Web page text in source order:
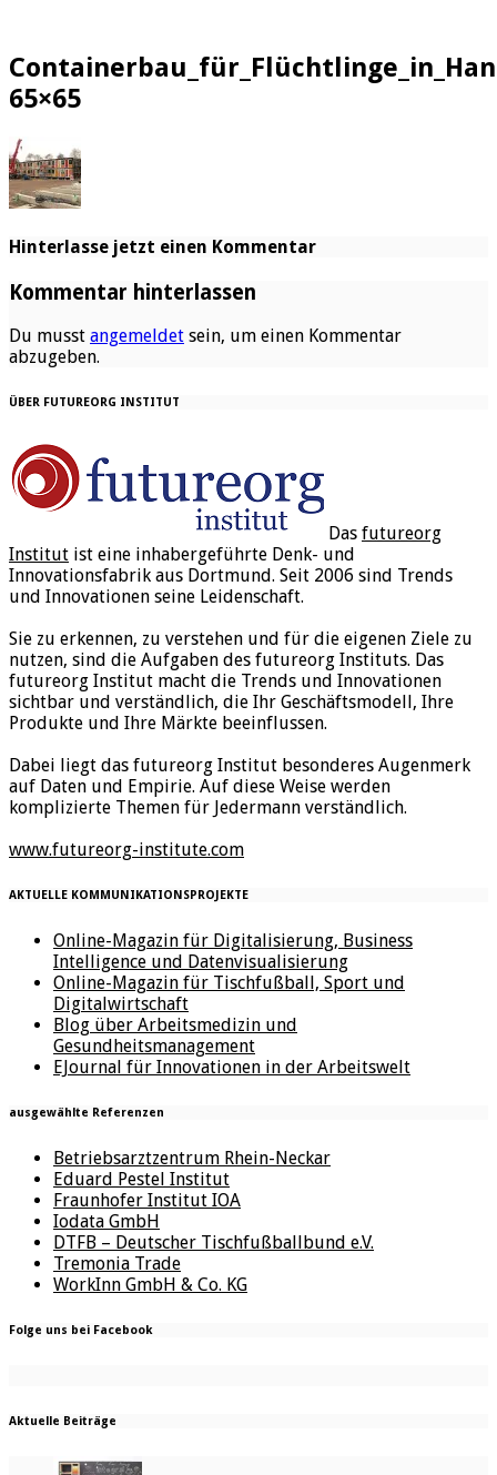
65×65
Hinterlasse jetzt einen Kommentar
Kommentar hinterlassen
Du musst angemeldet sein, um einen Kommentar
abzugeben.
ÜBER FUTUREORG INSTITUT
Das futureorg
Institut ist eine inhabergeführte Denk- und
Innovationsfabrik aus Dortmund. Seit 2006 sind Trends
und Innovationen seine Leidenschaft.
Sie zu erkennen, zu verstehen und für die eigenen Ziele zu
nutzen, sind die Aufgaben des futureorg Instituts. Das
futureorg Institut macht die Trends und Innovationen
sichtbar und verständlich, die Ihr Geschäftsmodell, Ihre
Produkte und Ihre Märkte beeinflussen.
Dabei liegt das futureorg Institut besonderes Augenmerk
auf Daten und Empirie. Auf diese Weise werden
komplizierte Themen für Jedermann verständlich.
www.futureorg-institute.com
AKTUELLE KOMMUNIKATIONSPROJEKTE
Online-Magazin für Digitalisierung, Business
Intelligence und Datenvisualisierung
Online-Magazin für Tischfußball, Sport und
Digitalwirtschaft
Blog über Arbeitsmedizin und
Gesundheitsmanagement
EJournal für Innovationen in der Arbeitswelt
ausgewählte Referenzen
Betriebsarztzentrum Rhein-Neckar
Eduard Pestel Institut
Fraunhofer Institut IOA
Iodata GmbH
DTFB – Deutscher Tischfußballbund e.V.
Tremonia Trade
WorkInn GmbH & Co. KG
Folge uns bei Facebook
Aktuelle Beiträge